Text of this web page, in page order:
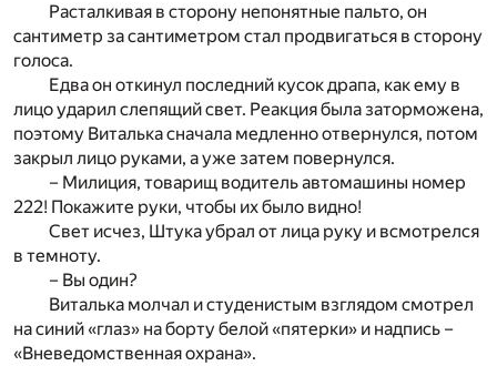
Расталкивая в сторону непонятные пальто, он
сантиметр за сантиметром стал продвигаться в сторону
голоса.
Едва он откинул последний кусок драпа, как ему в
лицо ударил слепящий свет. Реакция была заторможена,
поэтому Виталька сначала медленно отвернулся, потом
закрыл лицо руками, а уже затем повернулся.
– Милиция, товарищ водитель автомашины номер
222! Покажите руки, чтобы их было видно!
Свет исчез, Штука убрал от лица руку и всмотрелся
в темноту.
– Вы один?
Виталька молчал и студенистым взглядом смотрел
на синий «глаз» на борту белой «пятерки» и надпись –
«Вневедомственная охрана».